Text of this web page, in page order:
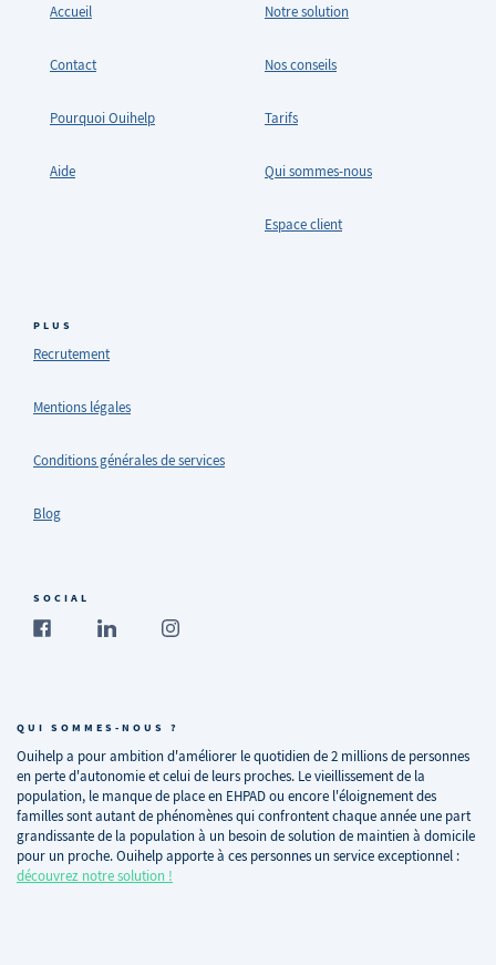
Accueil
Contact
Pourquoi Ouihelp
Aide
Notre solution
Nos conseils
Tarifs
Qui sommes-nous
Espace client
PLUS
Recrutement
Mentions légales
Conditions générales de services
Blog
SOCIAL
QUI SOMMES-NOUS ?
Ouihelp a pour ambition d'améliorer le quotidien de 2 millions de personnes
en perte d'autonomie et celui de leurs proches. Le vieillissement de la
population, le manque de place en EHPAD ou encore l'éloignement des
familles sont autant de phénomènes qui confrontent chaque année une part
grandissante de la population à un besoin de solution de maintien à domicile
pour un proche. Ouihelp apporte à ces personnes un service exceptionnel :
découvrez notre solution !